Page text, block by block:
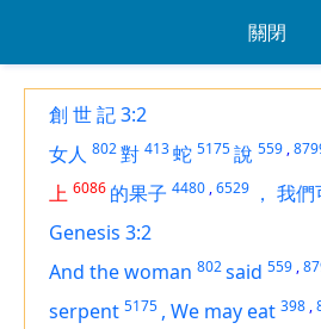
關閉
創 世 記 3:2
女人 802對 413蛇 5175說 559 ,
上 6086 的果子 4480 ,6529 ， 我們
Genesis 3:2
And the woman 802said 559 ,
serpent 5175 , We may eat 398 ,